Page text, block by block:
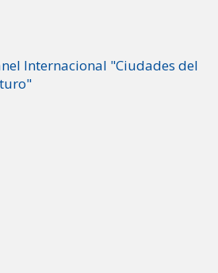
Internacional "Ciudades del